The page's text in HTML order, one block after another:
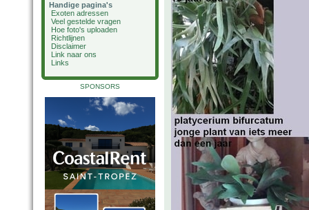
Handige pagina's
Exoten adressen
Veel gestelde vragen
Hoe foto's uploaden
Richtlijnen
Disclaimer
Link naar ons
Links
SPONSORS